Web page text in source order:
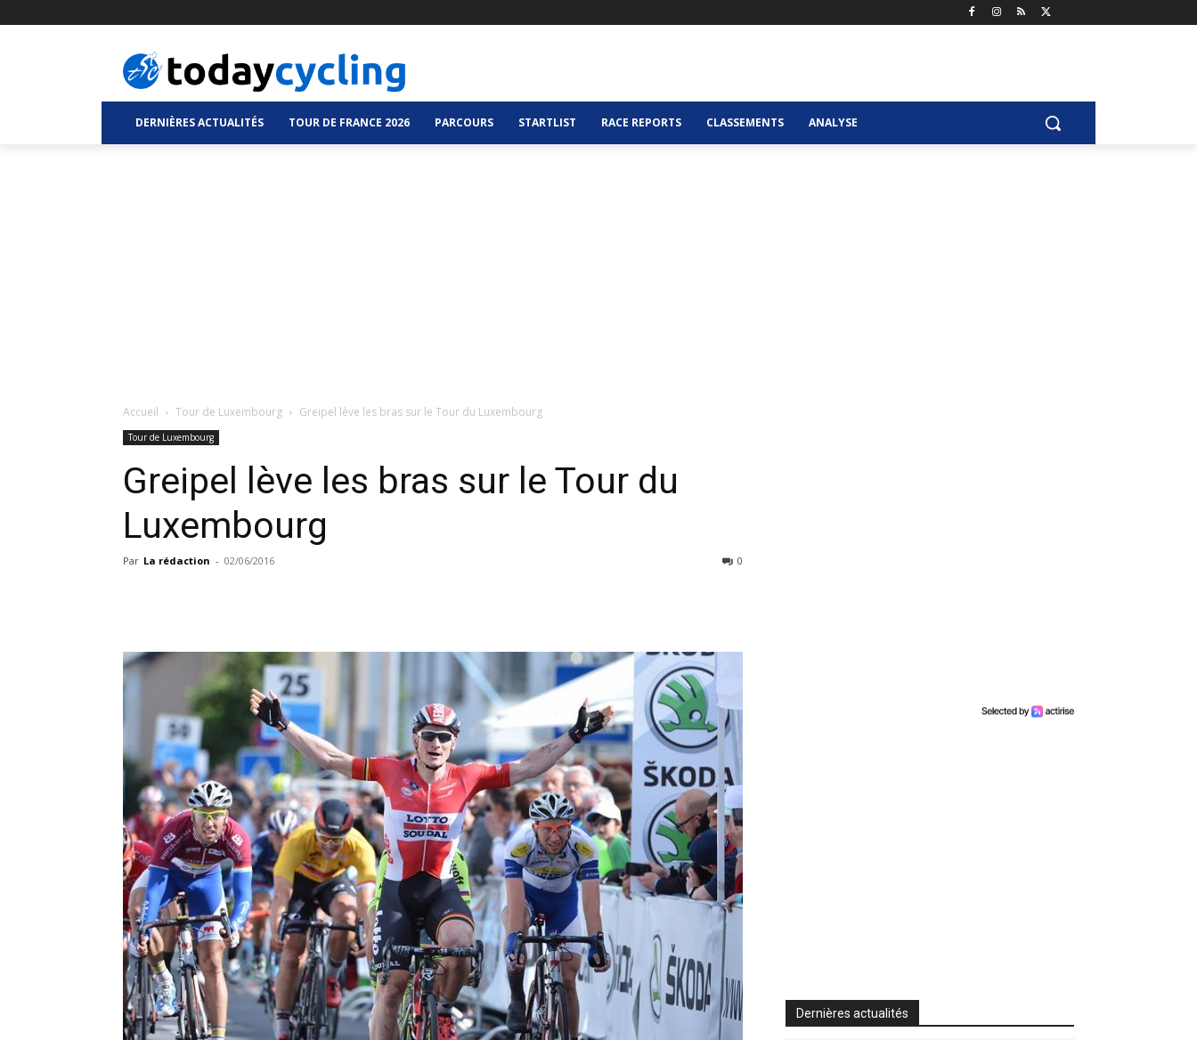
DERNIÈRES ACTUALITÉS TOUR DE FRANCE 2026 PARCOURS STARTLIST RACE REPORTS CLASSEMENTS ANALYSE
Accueil Tour de Luxembourg Greipel lève les bras sur le Tour du Luxembourg
Tour de Luxembourg
Greipel lève les bras sur le Tour du
Luxembourg
Par La rédaction - 02/06/2016 0
Dernières actualités